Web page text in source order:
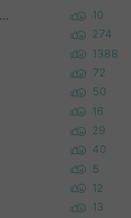
Korea University 수학, 컴퓨터과학 이학사, UC Berkeley 산업공학 대학원 공학박사가 되는 것은 쉽지 않겠죠? 10
274
1388
72
50
16
29
40
5
12
13